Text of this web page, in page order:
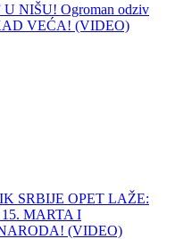
NIŠU! Ogroman odziv
VEĆA! (VIDEO)
SRBIJE OPET LAŽE:
MARTA I
(VIDEO)